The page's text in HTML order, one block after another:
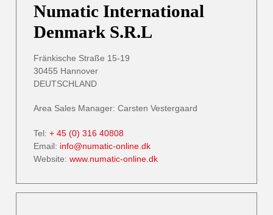
Numatic International
Denmark S.R.L
Fränkische Straße 15-19
30455 Hannover
DEUTSCHLAND
Area Sales Manager: Carsten Vestergaard
Tel: + 45 (0) 316 40808
Email: info@numatic-online.dk
Website: www.numatic-online.dk